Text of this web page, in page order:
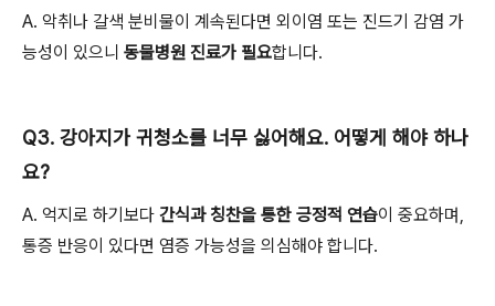
A. 악취나 갈색 분비물이 계속된다면 외이염 또는 진드기 감염 가
능성이 있으니 동물병원 진료가 필요합니다.
Q3. 강아지가 귀청소를 너무 싫어해요. 어떻게 해야 하나
요?
A. 억지로 하기보다 간식과 칭찬을 통한 긍정적 연습이 중요하며,
통증 반응이 있다면 염증 가능성을 의심해야 합니다.